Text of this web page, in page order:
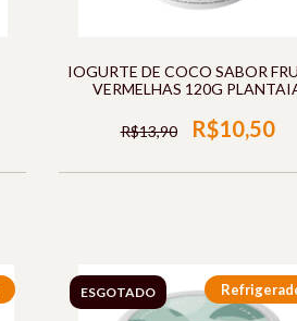
IOGURTE DE COCO SABOR
VERMELHAS 120G
R$13,90 R$10,50
ESGOTADO